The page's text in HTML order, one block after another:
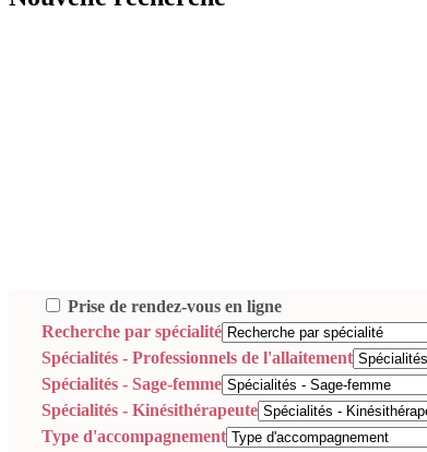
Prise de rendez-vous en ligne
Recherche par spécialité
Spécialités - Professionnels de l'allaitement
Spécialités - Sage-femme
Spécialités - Kinésithérapeute
Type d'accompagnement